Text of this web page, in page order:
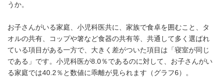
うか。
お子さんがいる家庭、小児科医共に、家族で食卓を囲むこと、タ
オルの共有、コップや箸など食器の共有等、共通して多く選ばれ
ている項目がある一方で、大きく差がついた項目は「寝室が同じ
である」です。小児科医が8.0％であるのに対して、お子さんがい
る家庭では40.2％と数値に乖離が見られます（グラフ6）。